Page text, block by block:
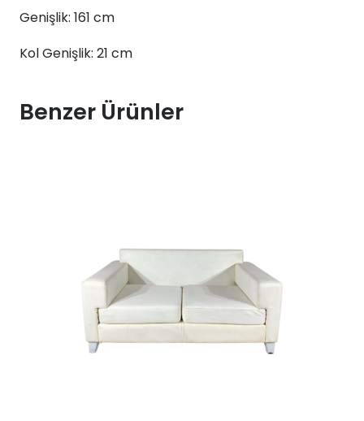
Genişlik: 161 cm
Kol Genişlik: 21 cm
Benzer Ürünler